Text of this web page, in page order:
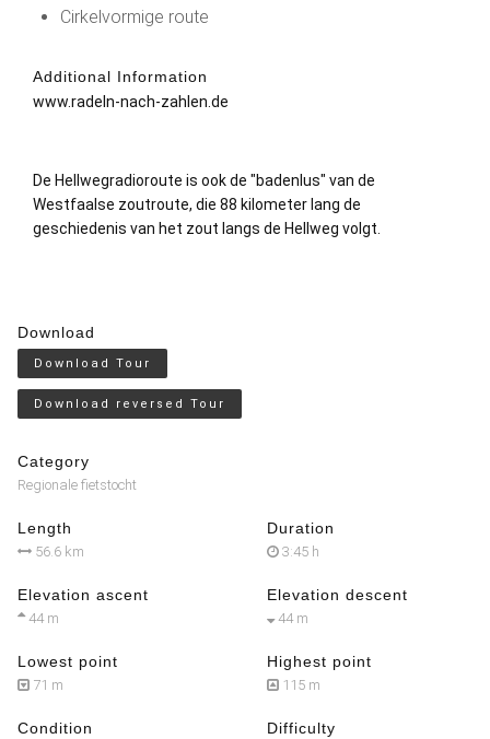
Cirkelvormige route
Additional Information
www.radeln-nach-zahlen.de
De Hellwegradioroute is ook de "badenlus" van de
Westfaalse zoutroute, die 88 kilometer lang de
geschiedenis van het zout langs de Hellweg volgt.
Download
Download Tour
Download reversed Tour
Category
Regionale fietstocht
Length
56.6 km
Duration
3:45 h
Elevation ascent
44 m
Elevation descent
44 m
Lowest point
71 m
Highest point
115 m
Condition Difficulty